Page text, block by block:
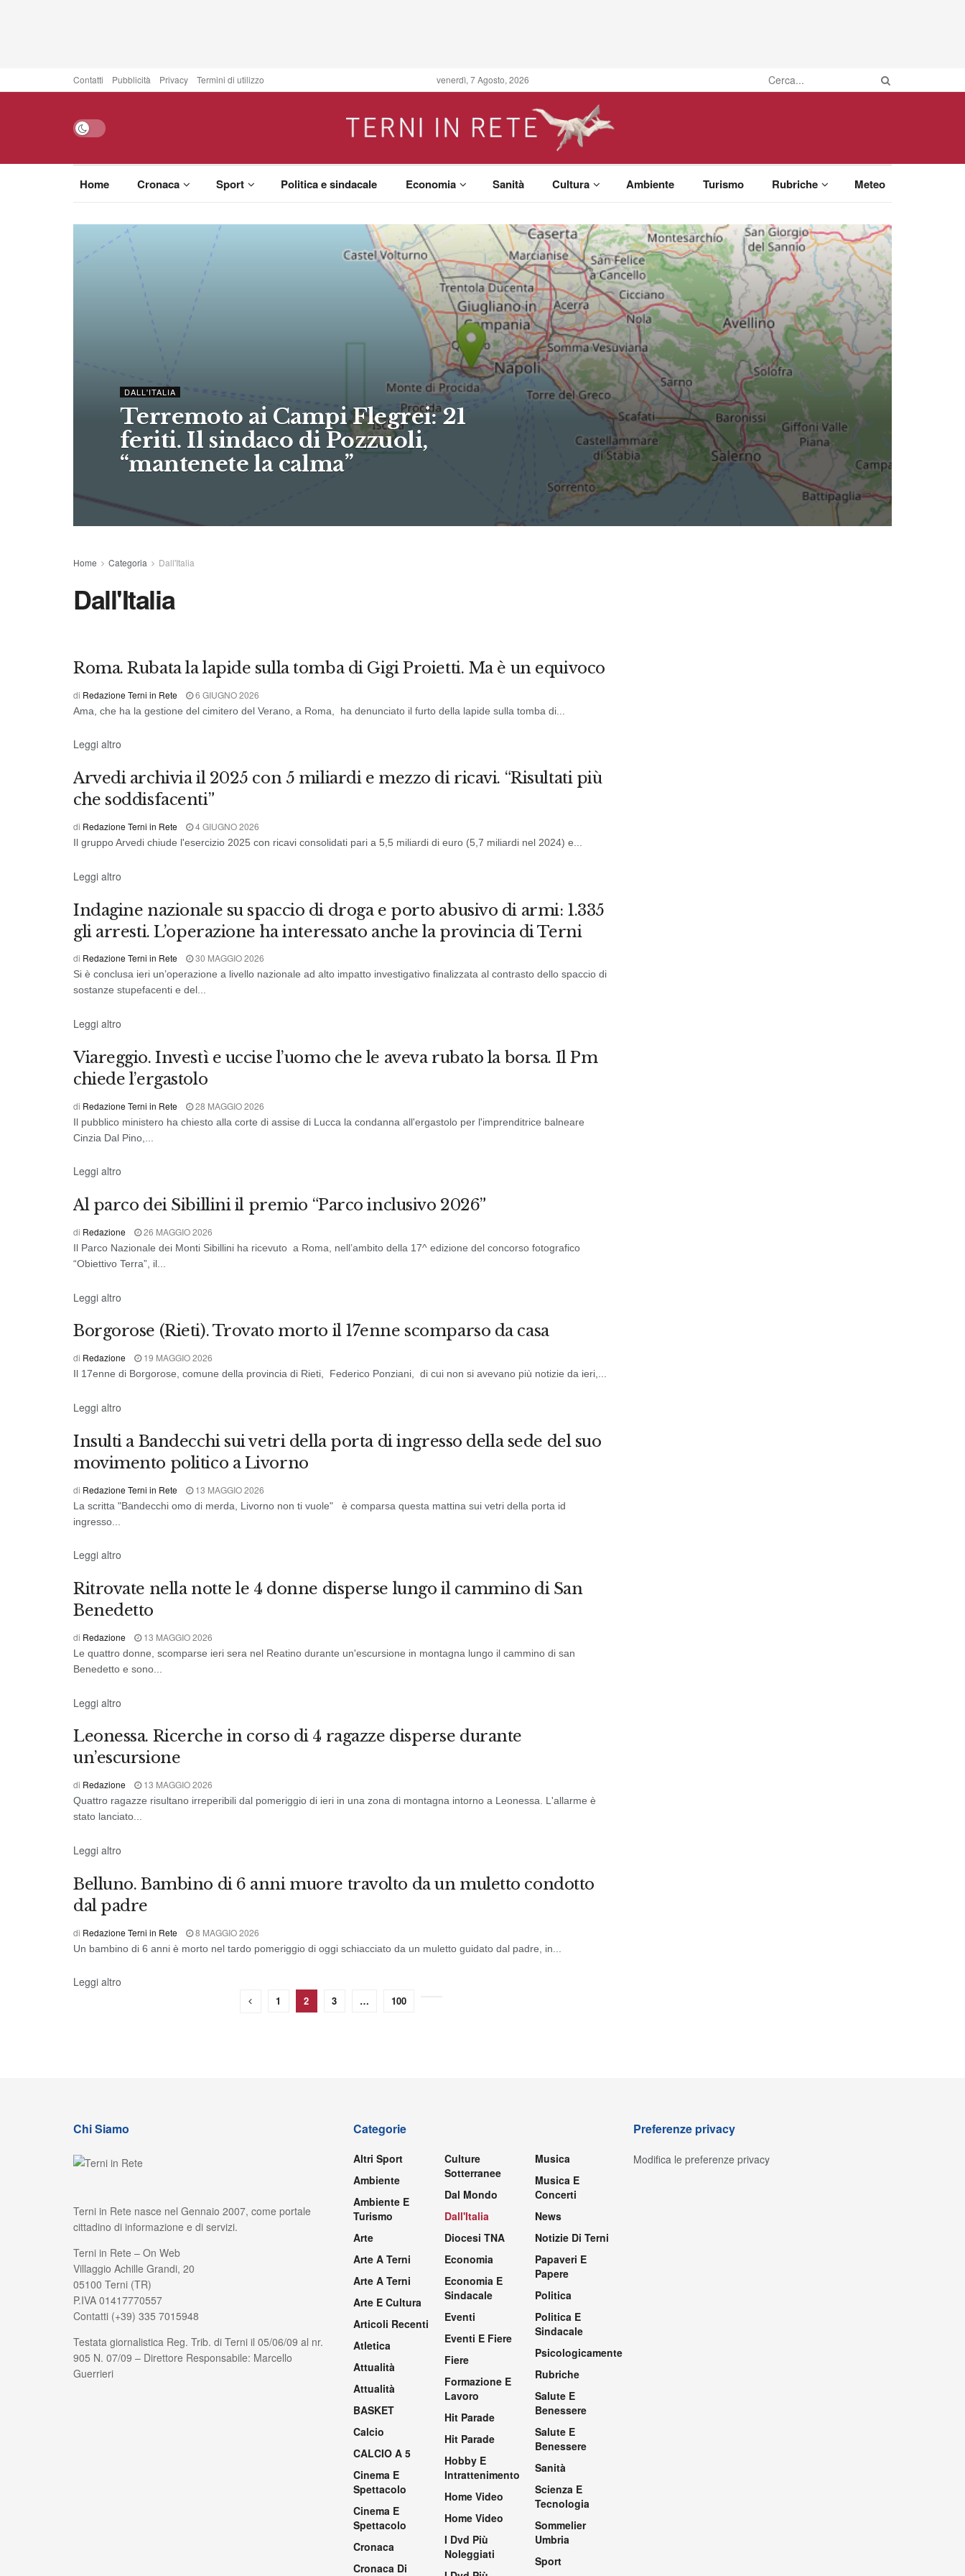
Contatti Pubblicità Privacy Termini di utilizzo venerdì, 7 Agosto, 2026
Home Cronaca Sport Politica e sindacale Economia Sanità Cultura Ambiente Turismo Rubriche Meteo
DALL'ITALIA
Terremoto ai Campi Flegrei: 21
feriti. Il sindaco di Pozzuoli,
“mantenete la calma”
Home Categoria Dall'Italia
Dall'Italia
Roma. Rubata la lapide sulla tomba di Gigi Proietti. Ma è un equivoco
di Redazione Terni in Rete 6 GIUGNO 2026
Ama, che ha la gestione del cimitero del Verano, a Roma, ha denunciato il furto della lapide sulla tomba di...
Leggi altro
DALL'ITALIA
Arvedi archivia il 2025 con 5 miliardi e mezzo di ricavi. “Risultati più
che soddisfacenti”
di Redazione Terni in Rete 4 GIUGNO 2026
Il gruppo Arvedi chiude l'esercizio 2025 con ricavi consolidati pari a 5,5 miliardi di euro (5,7 miliardi nel 2024) e...
Leggi altro
DALL'ITALIA
Indagine nazionale su spaccio di droga e porto abusivo di armi: 1.335
gli arresti. L’operazione ha interessato anche la provincia di Terni
di Redazione Terni in Rete 30 MAGGIO 2026
Si è conclusa ieri un’operazione a livello nazionale ad alto impatto investigativo finalizzata al contrasto dello spaccio di
sostanze stupefacenti e del...
Leggi altro
DALL'ITALIA
Viareggio. Investì e uccise l’uomo che le aveva rubato la borsa. Il Pm
chiede l’ergastolo
di Redazione Terni in Rete 28 MAGGIO 2026
Il pubblico ministero ha chiesto alla corte di assise di Lucca la condanna all'ergastolo per l'imprenditrice balneare
Cinzia Dal Pino,...
Leggi altro
DALL'ITALIA
Al parco dei Sibillini il premio “Parco inclusivo 2026”
di Redazione 26 MAGGIO 2026
Il Parco Nazionale dei Monti Sibillini ha ricevuto a Roma, nell’ambito della 17^ edizione del concorso fotografico
“Obiettivo Terra”, il...
Leggi altro
DALL'ITALIA
Borgorose (Rieti). Trovato morto il 17enne scomparso da casa
di Redazione 19 MAGGIO 2026
Il 17enne di Borgorose, comune della provincia di Rieti, Federico Ponziani, di cui non si avevano più notizie da ieri,...
Leggi altro
DALL'ITALIA
Insulti a Bandecchi sui vetri della porta di ingresso della sede del suo
movimento politico a Livorno
di Redazione Terni in Rete 13 MAGGIO 2026
La scritta "Bandecchi omo di merda, Livorno non ti vuole" è comparsa questa mattina sui vetri della porta id
ingresso...
Leggi altro
DALL'ITALIA
Ritrovate nella notte le 4 donne disperse lungo il cammino di San
Benedetto
di Redazione 13 MAGGIO 2026
Le quattro donne, scomparse ieri sera nel Reatino durante un'escursione in montagna lungo il cammino di san
Benedetto e sono...
Leggi altro
DALL'ITALIA
Leonessa. Ricerche in corso di 4 ragazze disperse durante
un’escursione
di Redazione 13 MAGGIO 2026
Quattro ragazze risultano irreperibili dal pomeriggio di ieri in una zona di montagna intorno a Leonessa. L'allarme è
stato lanciato...
Leggi altro
DALL'ITALIA
Belluno. Bambino di 6 anni muore travolto da un muletto condotto
dal padre
di Redazione Terni in Rete 8 MAGGIO 2026
Un bambino di 6 anni è morto nel tardo pomeriggio di oggi schiacciato da un muletto guidato dal padre, in...
Leggi altro
1 2 3 … 100
Chi Siamo
Terni in Rete nasce nel Gennaio 2007, come portale
cittadino di informazione e di servizi.
Terni in Rete – On Web
Villaggio Achille Grandi, 20
05100 Terni (TR)
P.IVA 01417770557
Contatti (+39) 335 7015948
Testata giornalistica Reg. Trib. di Terni il 05/06/09 al nr.
905 N. 07/09 – Direttore Responsabile: Marcello
Guerrieri
Categorie
Altri Sport
Ambiente
Ambiente E
Turismo
Arte
Arte A Terni
Arte A Terni
Arte E Cultura
Articoli Recenti
Atletica
Attualità
Attualità
BASKET
Calcio
CALCIO A 5
Cinema E
Spettacolo
Cinema E
Spettacolo
Cronaca
Cronaca Di
Culture
Sotterranee
Dal Mondo
Dall'Italia
Diocesi TNA
Economia
Economia E
Sindacale
Eventi
Eventi E Fiere
Fiere
Formazione E
Lavoro
Hit Parade
Hit Parade
Hobby E
Intrattenimento
Home Video
Home Video
I Dvd Più
Noleggiati
Musica
Musica E
Concerti
News
Notizie Di Terni
Papaveri E
Papere
Politica
Politica E
Sindacale
Psicologicamente
Rubriche
Salute E
Benessere
Salute E
Benessere
Sanità
Scienza E
Tecnologia
Sommelier
Umbria
Sport
Preferenze privacy
Modifica le preferenze privacy